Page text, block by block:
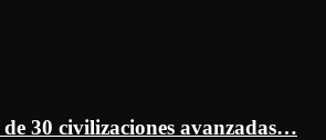
30 civilizaciones avanzadas…